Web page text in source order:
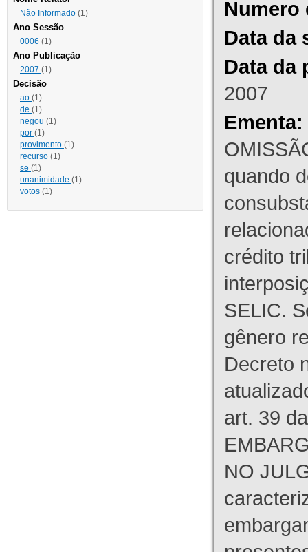
Não Informado (1)
Ano Sessão
0006 (1)
Ano Publicação
2007 (1)
Decisão
ao (1)
de (1)
negou (1)
por (1)
provimento (1)
recurso (1)
se (1)
unanimidade (1)
votos (1)
Numero
Data da
Data da
2007
Ementa:
quando
crédito
SELIC.
gênero
Decreto
art. 39
NO